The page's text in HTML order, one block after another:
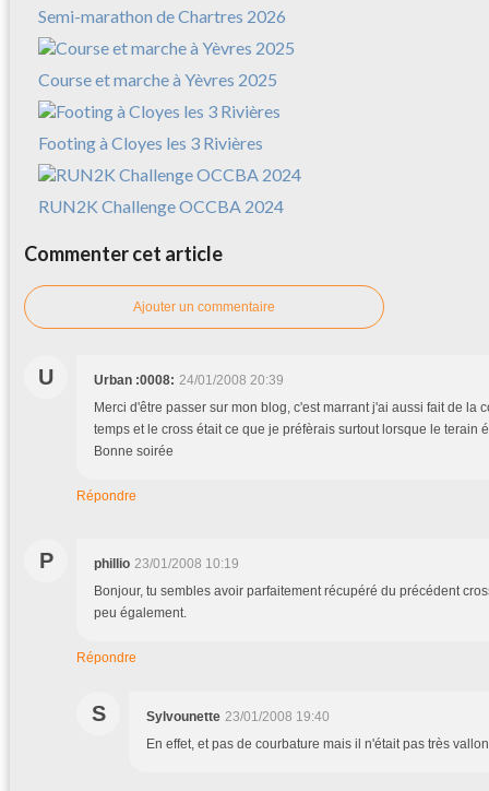
Semi-marathon de Chartres 2026
Course et marche à Yèvres 2025
Footing à Cloyes les 3 Rivières
RUN2K Challenge OCCBA 2024
Commenter cet article
Ajouter un commentaire
U Urban :0008: 24/01/2008 20:39
Merci d'être passer sur mon blog, c'est marrant j'ai aussi fait de la
temps et le cross était ce que je préfèrais surtout lorsque le terain
Bonne soirée
Répondre
P phillio 23/01/2008 10:19
Bonjour, tu sembles avoir parfaitement récupéré du précédent
peu également.
Répondre
S Sylvounette 23/01/2008 19:40
En effet, et pas de courbature mais il n'était pas très